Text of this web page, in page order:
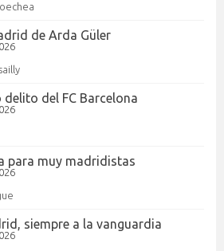
de Arda Güler
delito del FC Barcelona
para muy madridistas
siempre a la vanguardia